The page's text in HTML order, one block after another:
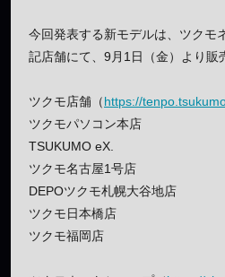
今回発表する新モデルは、ツクモ
記店舗にて、9月1日（金）より販
ツクモ店舗（https://
ツクモパソコン本店
TSUKUMO eX.
ツクモ名古屋1号店
DEPOツクモ札幌大谷地店
ツクモ日本橋店
ツクモ福岡店